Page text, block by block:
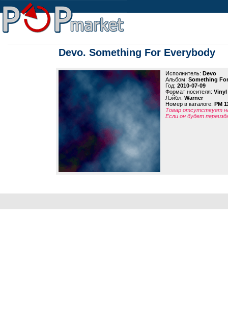
Devo. Something For Everybody
Исполнитель: Devo
Альбом: Something
Год: 2010-07-09
Формат носителя: Vinyl
Лэйбл: Warner
Номер в каталоге: PM
Товар отсутствует
Если он будет